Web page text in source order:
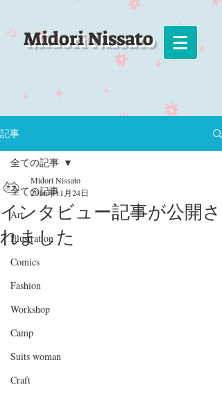
Midori Nissato
記事
全ての記事
Art
Illustration
Comics
Fashion
Workshop
Camp
Suits woman
Craft
全ての記事
インタビュー記事が公開さ
れました
Midori Nissato
2016年11月24日